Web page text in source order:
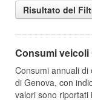
Risultato del
Consumi veicoli
Consumi annuali
di Genova, con
valori sono riportati